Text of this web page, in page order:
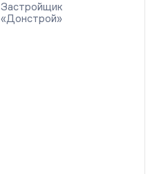
Застройщик
«Донстрой»